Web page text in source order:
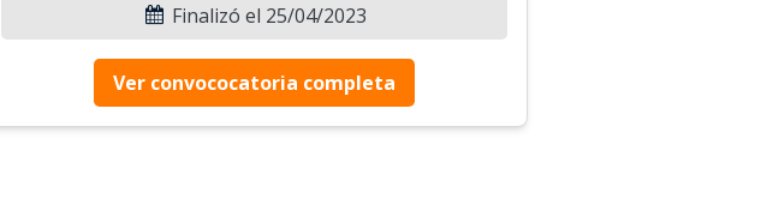
Finalizó el 25/04/2023
Ver convococatoria completa